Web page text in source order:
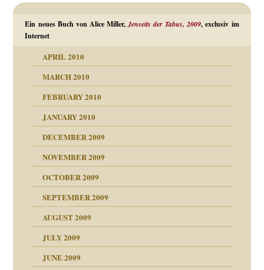
Ein neues Buch von Alice Miller,Jenseits der Tabus, 2009, exclusiv im
Internet
APRIL 2010
MARCH 2010
FEBRUARY 2010
JANUARY 2010
DECEMBER 2009
NOVEMBER 2009
OCTOBER 2009
SEPTEMBER 2009
AUGUST 2009
JULY 2009
JUNE 2009